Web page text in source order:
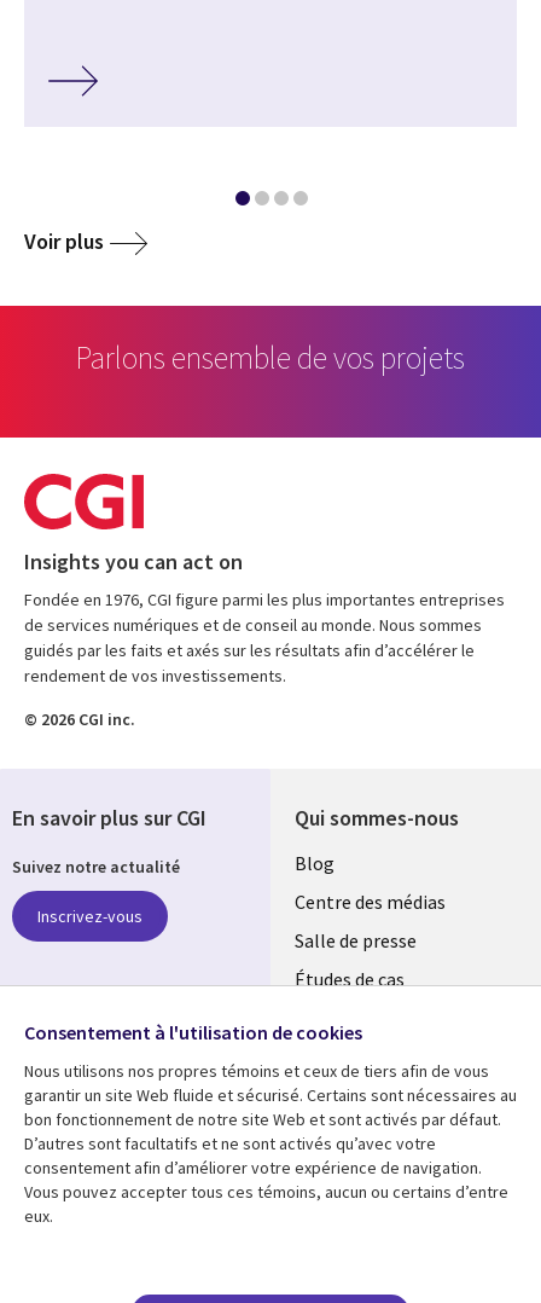
Voir plus
Parlons ensemble de vos projets
Insights you can act on
Fondée en 1976, CGI figure parmi les plus importantes entreprises
de services numériques et de conseil au monde. Nous sommes
guidés par les faits et axés sur les résultats afin d’accélérer le
rendement de vos investissements.
© 2026 CGI inc.
Qui sommes-nous
Useful
links
LUXEMBOURG
Blog
Centre des médias
Salle de presse
Études de cas
Ressources
Library
Articles
Support
Confidentialité
En savoir plus sur CGI
Suivez notre actualité
Inscrivez-vous
réseaux
Social
Media
LUXEMBOURG
Consentement à l'utilisation de cookies
Nous utilisons nos propres témoins et ceux de tiers afin de vous
garantir un site Web fluide et sécurisé. Certains sont nécessaires au
bon fonctionnement de notre site Web et sont activés par défaut.
D’autres sont facultatifs et ne sont activés qu’avec votre
consentement afin d’améliorer votre expérience de navigation.
Vous pouvez accepter tous ces témoins, aucun ou certains d’entre
eux.